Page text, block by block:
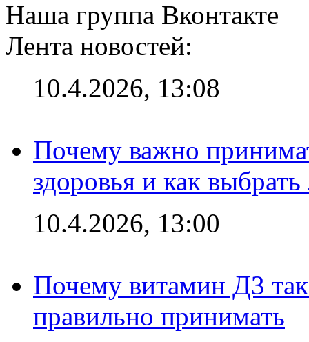
Наша группа Вконтакте
Лента новостей:
10.4.2026, 13:08
Почему важно
здоровья и как
10.4.2026, 13:00
Почему витамин Д3 так
правильно принимать